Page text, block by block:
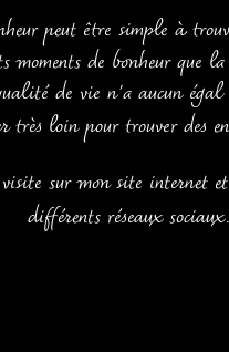
peut être simple à
de bonheur que
de vie n'a aucun
très loin pour trouver des
sur mon site internet
différents réseaux sociaux.